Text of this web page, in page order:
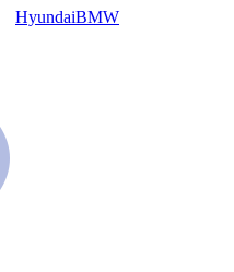
HyundaiBMW